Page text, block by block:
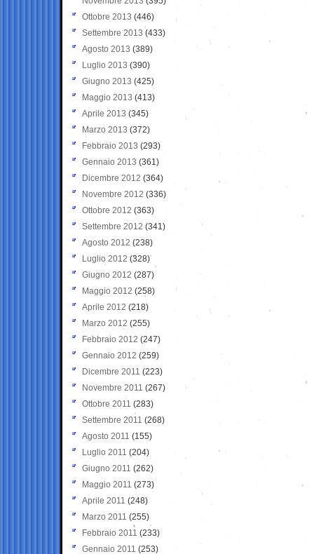
Ottobre 2013 (446)
Settembre 2013 (433)
Agosto 2013 (389)
Luglio 2013 (390)
Giugno 2013 (425)
Maggio 2013 (413)
Aprile 2013 (345)
Marzo 2013 (372)
Febbraio 2013 (293)
Gennaio 2013 (361)
Dicembre 2012 (364)
Novembre 2012 (336)
Ottobre 2012 (363)
Settembre 2012 (341)
Agosto 2012 (238)
Luglio 2012 (328)
Giugno 2012 (287)
Maggio 2012 (258)
Aprile 2012 (218)
Marzo 2012 (255)
Febbraio 2012 (247)
Gennaio 2012 (259)
Dicembre 2011 (223)
Novembre 2011 (267)
Ottobre 2011 (283)
Settembre 2011 (268)
Agosto 2011 (155)
Luglio 2011 (204)
Giugno 2011 (262)
Maggio 2011 (273)
Aprile 2011 (248)
Marzo 2011 (255)
Febbraio 2011 (233)
Gennaio 2011 (253)